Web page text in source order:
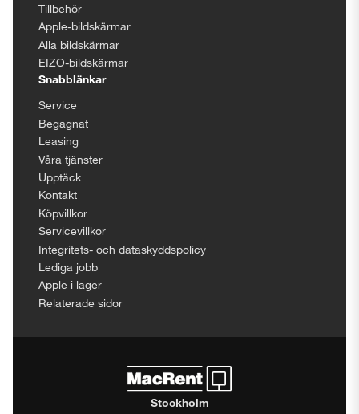
Tillbehör
Apple-bildskärmar
Alla bildskärmar
EIZO-bildskärmar
Snabblänkar
Service
Begagnat
Leasing
Våra tjänster
Upptäck
Kontakt
Köpvillkor
Servicevillkor
Integritets- och dataskyddspolicy
Lediga jobb
Apple i lager
Relaterade sidor
Stockholm